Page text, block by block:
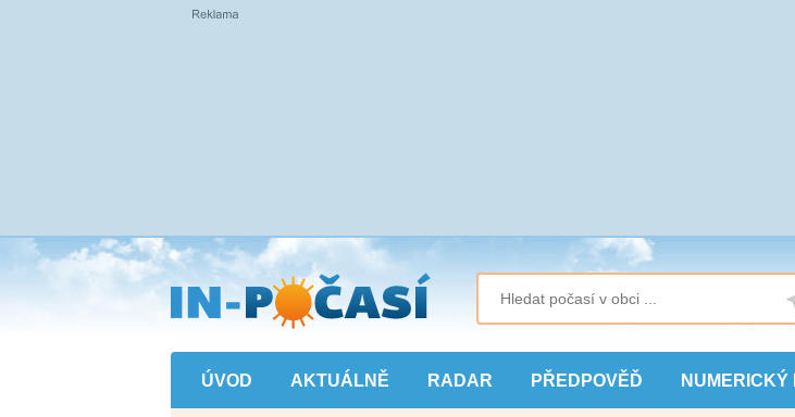
Přejít
na
hlavní
obsah
ÚVOD AKTUÁLNĚ RADAR PŘEDPOVĚĎ NUMERICKÝ